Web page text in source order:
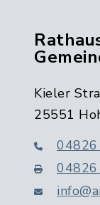
Kieler
25551